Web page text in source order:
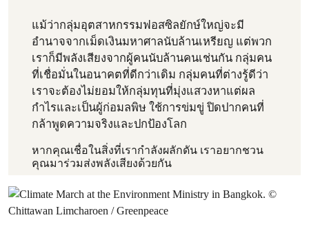
แม้ว่ากลุ่มอุตสาหกรรมฟอสซิลยักษ์ใหญ่จะมี
อำนาจจากเม็ดเงินมหาศาลนับล้านเหรียญ แต่พวก
เราก็มีพลังเสียงจากผู้คนนับล้านคนเช่นกัน กลุ่มคน
ที่เชื่อมั่นในอนาคตที่ดีกว่าเดิม กลุ่มคนที่ต่างรู้ดีว่า
เราจะต้องไม่ยอมให้กลุ่มทุนที่มุ่งแสวงหาแต่ผล
กำไรและเป็นผู้ก่อมลพิษ ใช้การข่มขู่ ปิดปากคนที่
กล้าพูดความจริงและปกป้องโลก
หากคุณเชื่อในสิ่งที่เรากำลังผลักดัน เราอยากชวน
คุณมาร่วมส่งพลังเสียงด้วยกัน